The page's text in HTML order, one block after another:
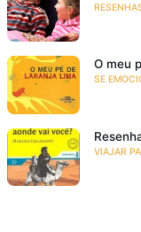
O meu
SE
VIAJAR